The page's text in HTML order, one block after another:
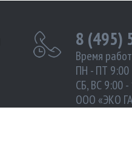
8 (495)
Время
ПН - ПТ 9:00
СБ, ВС 9:00
ООО «ЭКО